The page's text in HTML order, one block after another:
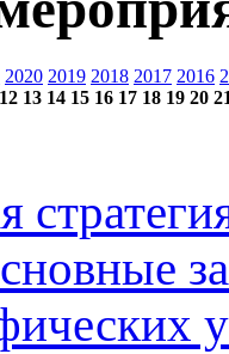
2020 2019 2018 2017 2016
12 13 14 15 16 17 18 19 20